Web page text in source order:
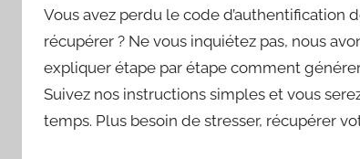
Vous avez perdu le code d’authentification
récupérer ? Ne vous inquiétez pas, nous
expliquer étape par étape comment
Suivez nos instructions simples et vous
temps. Plus besoin de stresser, récupérer